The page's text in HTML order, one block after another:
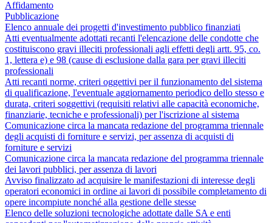
Affidamento
Pubblicazione
Elenco annuale dei progetti d'investimento pubblico finanziati
Atti eventualmente adottati recanti l'elencazione delle condotte che
costituiscono gravi illeciti professionali agli effetti degli artt. 95, co.
1, lettera e) e 98 (cause di esclusione dalla gara per gravi illeciti
professionali
Atti recanti norme, criteri oggettivi per il funzionamento del sistema
di qualificazione, l'eventuale aggiornamento periodico dello stesso e
durata, criteri soggettivi (requisiti relativi alle capacità economiche,
finanziarie, tecniche e professionali) per l'iscrizione al sistema
Comunicazione circa la mancata redazione del programma triennale
degli acquisti di forniture e servizi, per assenza di acquisti di
forniture e servizi
Comunicazione circa la mancata redazione del programma triennale
dei lavori pubblici, per assenza di lavori
Avviso finalizzato ad acquisire le manifestazioni di interesse degli
operatori economici in ordine ai lavori di possibile completamento di
opere incompiute nonché alla gestione delle stesse
Elenco delle soluzioni tecnologiche adottate dalle SA e enti